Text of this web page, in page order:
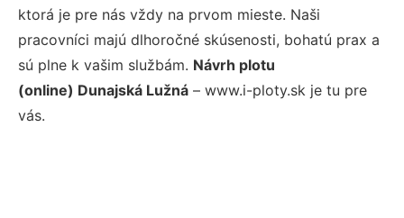
ktorá je pre nás vždy na prvom mieste. Naši
pracovníci majú dlhoročné skúsenosti, bohatú prax a
sú plne k vašim službám. Návrh plotu
(online) Dunajská Lužná – www.i-ploty.sk je tu pre
vás.